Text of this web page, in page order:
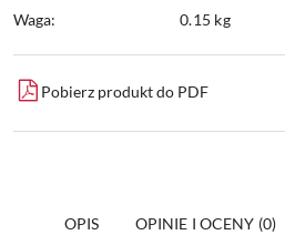
Waga: 0.15 kg
Pobierz produkt do PDF
OPIS OPINIE I OCENY (0)